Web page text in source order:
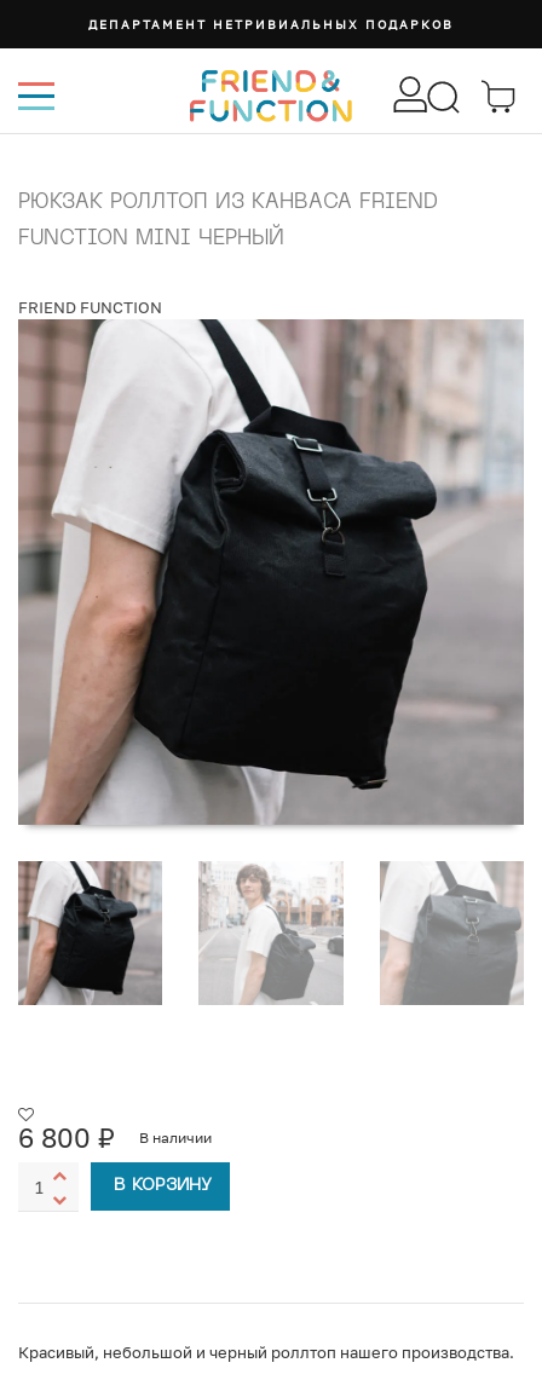
ДЕПАРТАМЕНТ НЕТРИВИАЛЬНЫХ ПОДАРКОВ
РЮКЗАК РОЛЛТОП ИЗ КАНВАСА FRIEND
FUNCTION MINI ЧЕРНЫЙ
FRIEND FUNCTION
6 800 ₽ В наличии
В КОРЗИНУ
Красивый, небольшой и черный роллтоп нашего производства.